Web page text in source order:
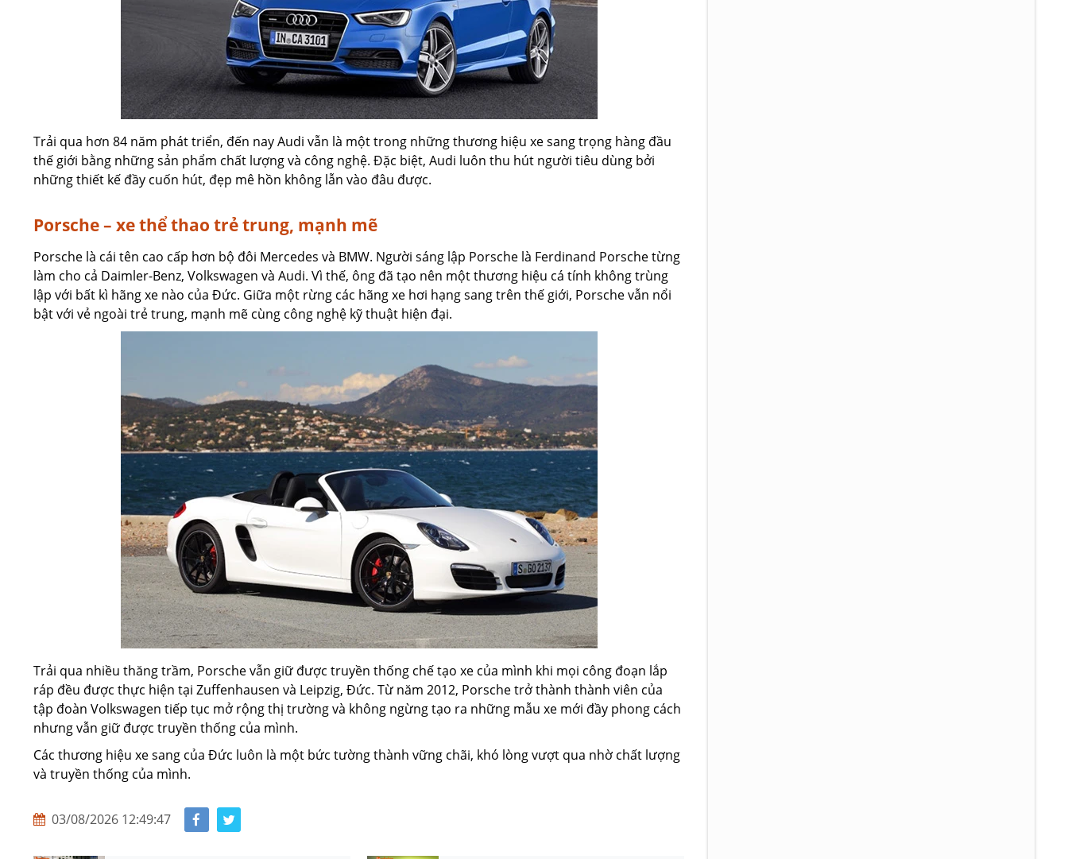
Trải qua hơn 84 năm phát triển, đến nay Audi vẫn là một trong những thương hiệu xe sang trọng hàng đầu
thế giới bằng những sản phẩm chất lượng và công nghệ. Đặc biệt, Audi luôn thu hút người tiêu dùng bởi
những thiết kế đầy cuốn hút, đẹp mê hồn không lẫn vào đâu được.
Porsche – xe thể thao trẻ trung, mạnh mẽ
Porsche là cái tên cao cấp hơn bộ đôi Mercedes và BMW. Người sáng lập Porsche là Ferdinand Porsche từng
làm cho cả Daimler-Benz, Volkswagen và Audi. Vì thế, ông đã tạo nên một thương hiệu cá tính không trùng
lập với bất kì hãng xe nào của Đức. Giữa một rừng các hãng xe hơi hạng sang trên thế giới, Porsche vẫn nổi
bật với vẻ ngoài trẻ trung, mạnh mẽ cùng công nghệ kỹ thuật hiện đại.
Trải qua nhiều thăng trầm, Porsche vẫn giữ được truyền thống chế tạo xe của mình khi mọi công đoạn lắp
ráp đều được thực hiện tại Zuffenhausen và Leipzig, Đức. Từ năm 2012, Porsche trở thành thành viên của
tập đoàn Volkswagen tiếp tục mở rộng thị trường và không ngừng tạo ra những mẫu xe mới đầy phong cách
nhưng vẫn giữ được truyền thống của mình.
Các thương hiệu xe sang của Đức luôn là một bức tường thành vững chãi, khó lòng vượt qua nhờ chất lượng
và truyền thống của mình.
03/08/2026 12:49:47